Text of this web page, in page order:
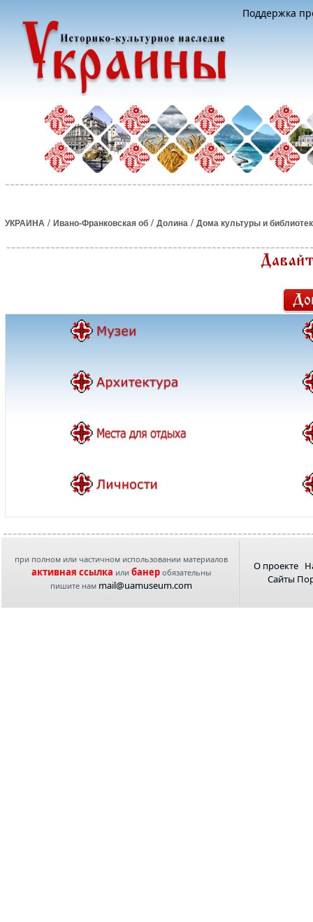
Поддержка
УКРАИНА / Ивано-Франковская об / Долина / Дома культуры и
при полном или частичном использовании материалов
активная ссылка или банеробязательны
пишите нам mail@uamuseum.com
О проекте
Сайты